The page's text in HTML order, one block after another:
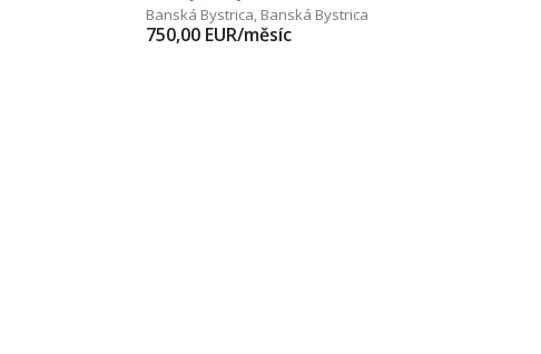
Banská Bystrica, Banská Bystrica
750,00 EUR/měsíc